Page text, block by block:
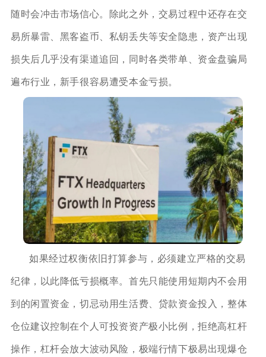
随时会冲击市场信心。除此之外，交易过程中还存在交
易所暴雷、黑客盗币、私钥丢失等安全隐患，资产出现
损失后几乎没有渠道追回，同时各类带单、资金盘骗局
遍布行业，新手很容易遭受本金亏损。
如果经过权衡依旧打算参与，必须建立严格的交易
纪律，以此降低亏损概率。首先只能使用短期内不会用
到的闲置资金，切忌动用生活费、贷款资金投入，整体
仓位建议控制在个人可投资资产极小比例，拒绝高杠杆
操作，杠杆会放大波动风险，极端行情下极易出现爆仓